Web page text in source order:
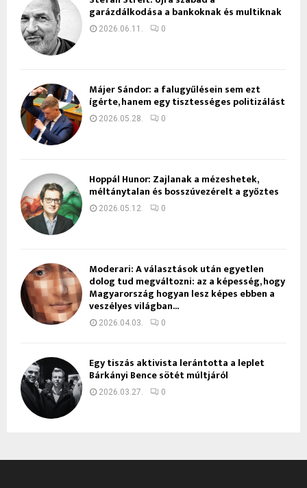
garázdálkodása a bankoknak és multiknak
2026.06.11. 0
Májer Sándor: a falugyűlésein sem ezt
ígérte, hanem egy tisztességes politizálást
2026.05.28. 0
Hoppál Hunor: Zajlanak a mézeshetek,
méltánytalan és bosszúvezérelt a győztes
2026.05.12. 0
Moderari: A választások után egyetlen
dolog tud megváltozni: az a képesség, hogy
Magyarország hogyan lesz képes ebben a
veszélyes világban...
2026.04.03. 0
Egy tiszás aktivista lerántotta a leplet
Bárkányi Bence sötét múltjáról
2026.03.27. 0